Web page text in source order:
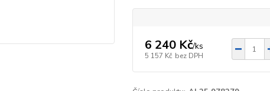
6 240 Kč/ks
5 157 Kč bez DPH